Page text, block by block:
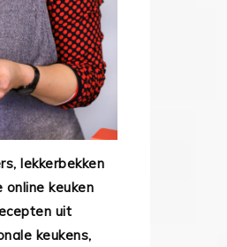
lekkerbekken
keuken
uit
keukens,